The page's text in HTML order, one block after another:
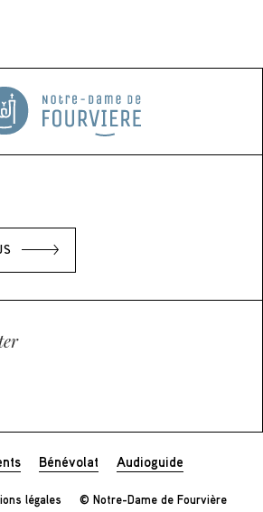
Bénévolat Audioguide
légales © Notre-Dame de Fourvière